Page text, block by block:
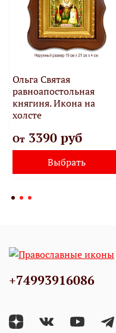
Ольга Святая
равноапостольная
княгиня. Икона на
холсте
От3390 руб
Выбрать
+74993916086